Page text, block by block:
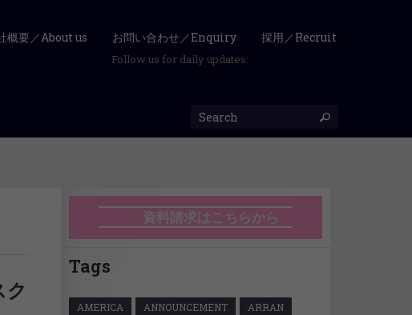
概要／About us お問い合わせ／Enquiry 採用／Recruit
Follow us for daily updates:
資料請求はこちらから
Tags
AMERICA ANNOUNCEMENT
ARRAN